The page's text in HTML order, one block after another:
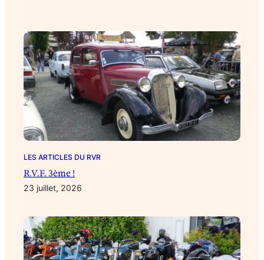
LES ARTICLES DU RVR
R.V.F. 3ème !
23 juillet, 2026